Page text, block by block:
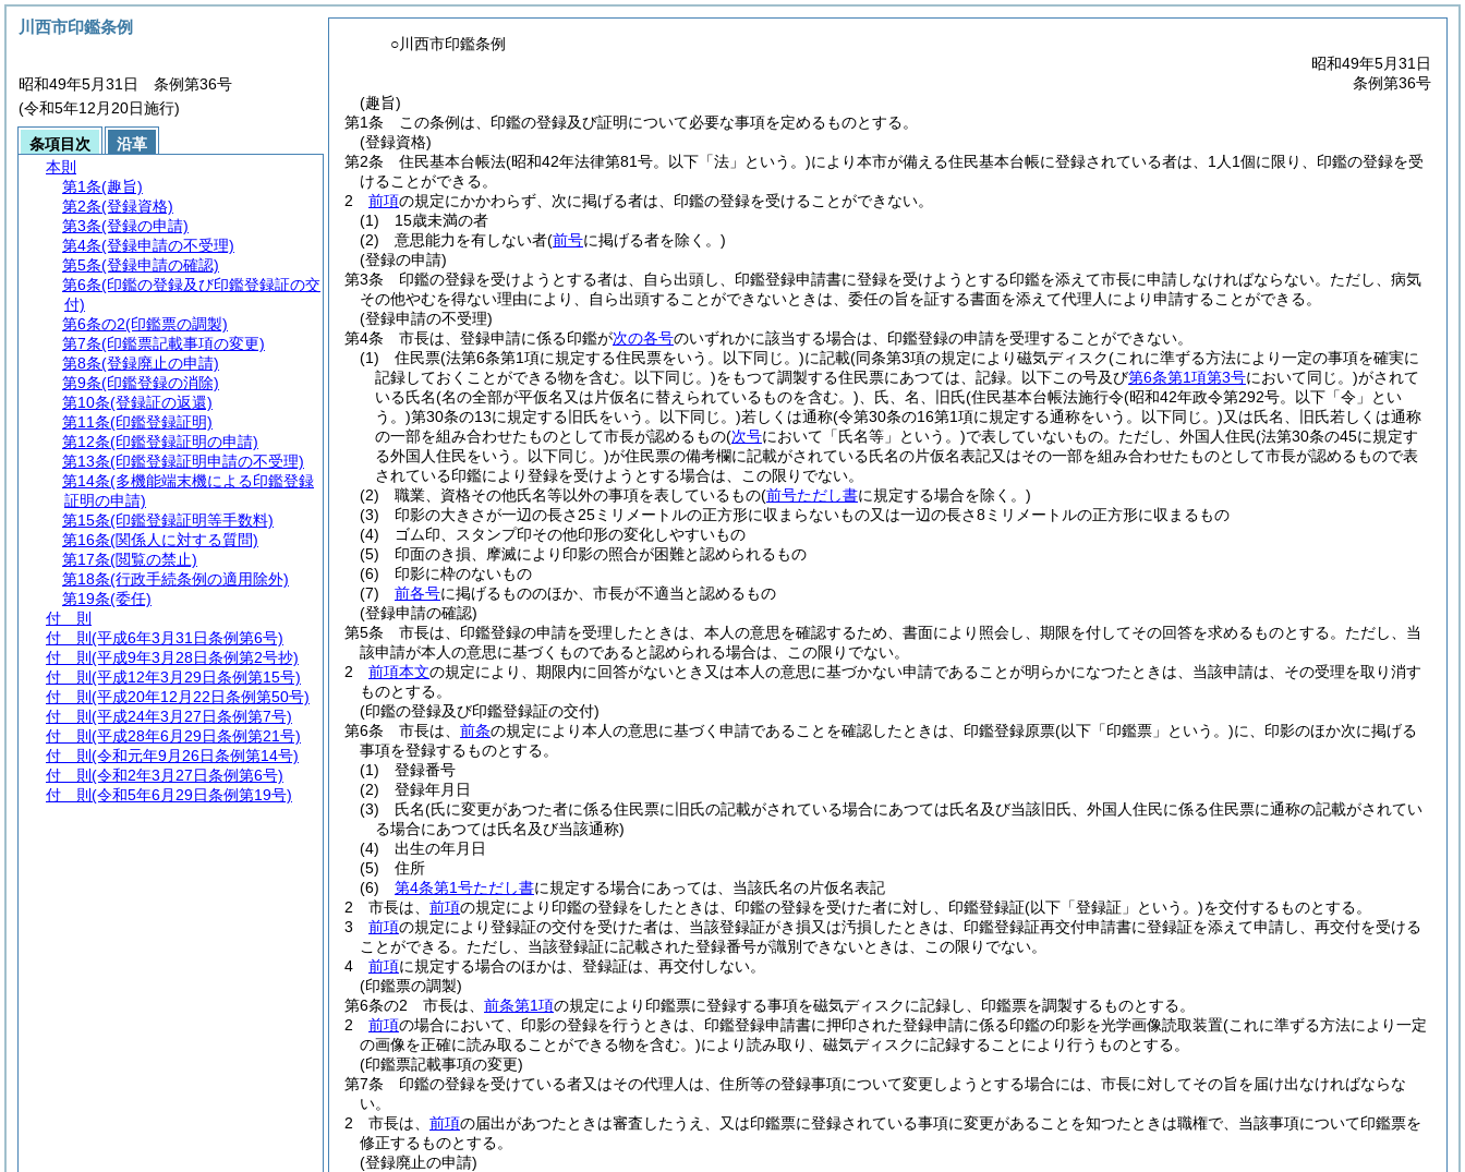
○川西市印鑑条例
昭和49年5月31日
条例第36号
(趣旨)
第1条
この条例は、印鑑の登録及び証明について必要な事項を定めるものとする。
(登録資格)
第2条
住民基本台帳法(昭和42年法律第81号。以下「法」という。)により本市が備える住民基本台帳に登録されている者は、1人1個に限り、印鑑の登録を受
けることができる。
2
前項の規定にかかわらず、次に掲げる者は、印鑑の登録を受けることができない。
(1)
15歳未満の者
(2)
意思能力を有しない者(前号に掲げる者を除く。)
(登録の申請)
第3条
印鑑の登録を受けようとする者は、自ら出頭し、印鑑登録申請書に登録を受けようとする印鑑を添えて市長に申請しなければならない。 ただし、病気
その他やむを得ない理由により、自ら出頭することができないときは、委任の旨を証する書面を添えて代理人により申請することができる。
(登録申請の不受理)
第4条
市長は、登録申請に係る印鑑が次の各号のいずれかに該当する場合は、印鑑登録の申請を受理することができない。
(1)
住民票(法第6条第1項に規定する住民票をいう。以下同じ。)に記載(同条第3項の規定により磁気ディスク(これに準ずる方法により一定の事項を確実に
記録しておくことができる物を含む。以下同じ。)をもつて調製する住民票にあつては、記録。以下この号及び第6条第1項第3号において同じ。)がされて
いる氏名(名の全部が平仮名又は片仮名に替えられているものを含む。) 、氏、名、旧氏(住民基本台帳法施行令(昭和42年政令第292号。以下「令」とい
う。)第30条の13に規定する旧氏をいう。以下同じ。)若しくは通称(令第30条の16第1項に規定する通称をいう。以下同じ。)又は氏名、旧氏若しくは通称
の一部を組み合わせたものとして市長が認めるもの(次号において「氏名等」という。)で表していないもの。 ただし、外国人住民(法第30条の45に規定す
る外国人住民をいう。以下同じ。)が住民票の備考欄に記載がされている氏名の片仮名表記又はその一部を組み合わせたものとして市長が認めるもので表
されている印鑑により登録を受けようとする場合は、この限りでない。
(2)
職業、資格その他氏名等以外の事項を表しているもの(前号ただし書に規定する場合を除く。)
(3)
印影の大きさが一辺の長さ25ミリメートルの正方形に収まらないもの又は一辺の長さ8ミリメートルの正方形に収まるもの
(4)
ゴム印、スタンプ印その他印形の変化しやすいもの
(5)
印面のき損、摩滅により印影の照合が困難と認められるもの
(6)
印影に枠のないもの
(7)
前各号に掲げるもののほか、市長が不適当と認めるもの
(登録申請の確認)
第5条
市長は、印鑑登録の申請を受理したときは、本人の意思を確認するため、書面により照会し、期限を付してその回答を求めるものとする。 ただし、当
該申請が本人の意思に基づくものであると認められる場合は、この限りでない。
2
前項本文の規定により、期限内に回答がないとき又は本人の意思に基づかない申請であることが明らかになつたときは、当該申請は、その受理を取り消す
ものとする。
(印鑑の登録及び印鑑登録証の交付)
第6条
市長は、 前条の規定により本人の意思に基づく申請であることを確認したときは、印鑑登録原票(以下「印鑑票」という。)に、印影のほか次に掲げる
事項を登録するものとする。
(1)
登録番号
(2)
登録年月日
(3)
氏名(氏に変更があつた者に係る住民票に旧氏の記載がされている場合にあつては氏名及び当該旧氏、外国人住民に係る住民票に通称の記載がされてい
る場合にあつては氏名及び当該通称)
(4)
出生の年月日
(5)
住所
(6)
第4条第1号ただし書に規定する場合にあっては、当該氏名の片仮名表記
2
市長は、 前項の規定により印鑑の登録をしたときは、印鑑の登録を受けた者に対し、印鑑登録証(以下「登録証」という。)を交付するものとする。
3
前項の規定により登録証の交付を受けた者は、当該登録証がき損又は汚損したときは、印鑑登録証再交付申請書に登録証を添えて申請し、再交付を受ける
ことができる。 ただし、当該登録証に記載された登録番号が識別できないときは、この限りでない。
4
前項に規定する場合のほかは、登録証は、再交付しない。
(印鑑票の調製)
第6条の2
市長は、 前条第1項の規定により印鑑票に登録する事項を磁気ディスクに記録し、印鑑票を調製するものとする。
2
前項の場合において、印影の登録を行うときは、印鑑登録申請書に押印された登録申請に係る印鑑の印影を光学画像読取装置(これに準ずる方法により一定
の画像を正確に読み取ることができる物を含む。)により読み取り、磁気ディスクに記録することにより行うものとする。
(印鑑票記載事項の変更)
第7条
印鑑の登録を受けている者又はその代理人は、住所等の登録事項について変更しようとする場合には、市長に対してその旨を届け出なければならな
い。
2
市長は、 前項の届出があつたときは審査したうえ、又は印鑑票に登録されている事項に変更があることを知つたときは職権で、当該事項について印鑑票を
修正するものとする。
(登録廃止の申請)
川西市印鑑条例
昭和49年5月31日 条例第36号
(令和5年12月20日施行)
条項目次
沿革
本則
第1条(趣旨)
第2条(登録資格)
第3条(登録の申請)
第4条(登録申請の不受理)
第5条(登録申請の確認)
第6条(印鑑の登録及び印鑑登録証の交
付)
第6条の2(印鑑票の調製)
第7条(印鑑票記載事項の変更)
第8条(登録廃止の申請)
第9条(印鑑登録の消除)
第10条(登録証の返還)
第11条(印鑑登録証明)
第12条(印鑑登録証明の申請)
第13条(印鑑登録証明申請の不受理)
第14条(多機能端末機による印鑑登録
証明の申請)
第15条(印鑑登録証明等手数料)
第16条(関係人に対する質問)
第17条(閲覧の禁止)
第18条(行政手続条例の適用除外)
第19条(委任)
付 則
付 則 (平成6年3月31日条例第6号)
付 則 (平成9年3月28日条例第2号抄)
付 則 (平成12年3月29日条例第15号)
付 則 (平成20年12月22日条例第50号)
付 則 (平成24年3月27日条例第7号)
付 則 (平成28年6月29日条例第21号)
付 則 (令和元年9月26日条例第14号)
付 則 (令和2年3月27日条例第6号)
付 則 (令和5年6月29日条例第19号)